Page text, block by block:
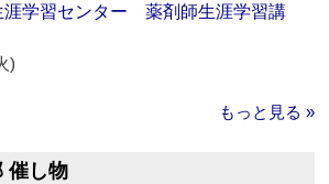
涯学習センター 薬剤師生涯学習講
)
もっと見る »
催し物